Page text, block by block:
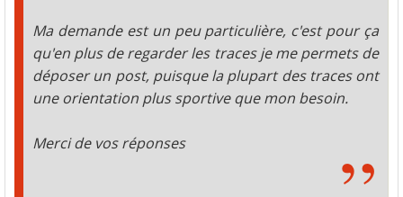
Ma demande est un peu particulière, c'est pour ça
qu'en plus de regarder les traces je me permets de
déposer un post, puisque la plupart des traces ont
une orientation plus sportive que mon besoin.
Merci de vos réponses